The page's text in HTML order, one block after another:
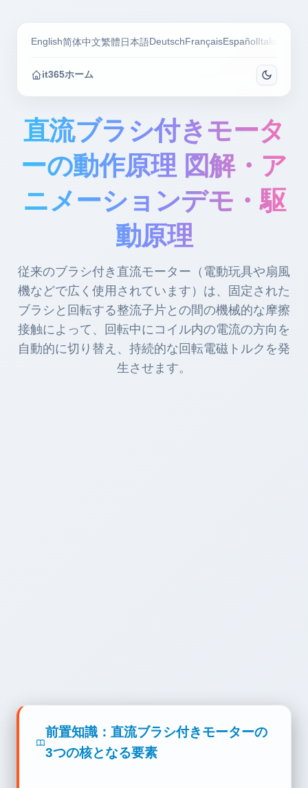
English简体中文繁體 日本語Deutsch FrançaisEspañol Italiano
it365ホーム
直流ブラシ付きモータ
ーの動作原理 図解・ア
ニメーションデモ・駆
動原理
従来のブラシ付き直流モーター（電動玩具や扇風
機などで広く使用されています）は、固定された
ブラシと回転する整流子片との間の機械的な摩擦
接触によって、回転中にコイル内の電流の方向を
自動的に切り替え、持続的な回転電磁トルクを発
生させます。
前置知識：直流ブラシ付きモーターの
3つの核となる要素